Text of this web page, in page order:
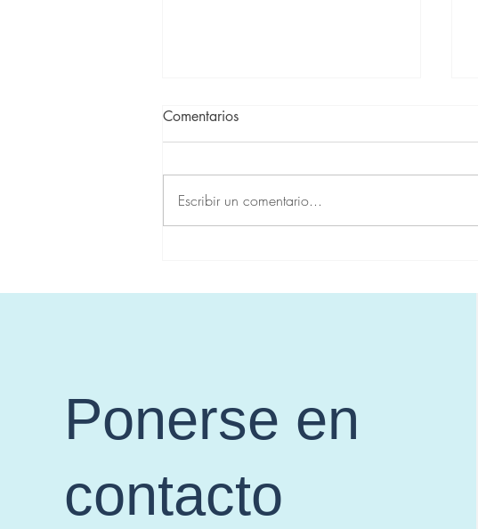
: Limitaciones y Estrategias
Comentarios
Escribir un comentario...
Ponerse en
contacto